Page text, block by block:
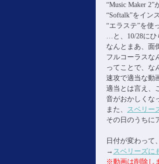
“Music Maker 2”
“Softalk”をイン
“エラステ”を使
…と、10/28にひ
なんとまあ、面
フルコーラスな
ってことで、な
速攻で適当な動
適当とは言え、
音がおかしくな
また、 スベリー
その日のうちに
日付が変わって
→ スベリーズに
※動画は削除し